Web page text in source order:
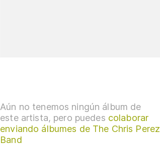
Aún no tenemos ningún álbum de
este artista, pero puedes colaborar
enviando álbumes de The Chris Perez
Band